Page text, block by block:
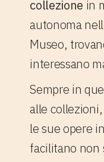
collezione in
autonoma
Museo,
interessano
Sempre in
alle
le sue opere
facilitano non